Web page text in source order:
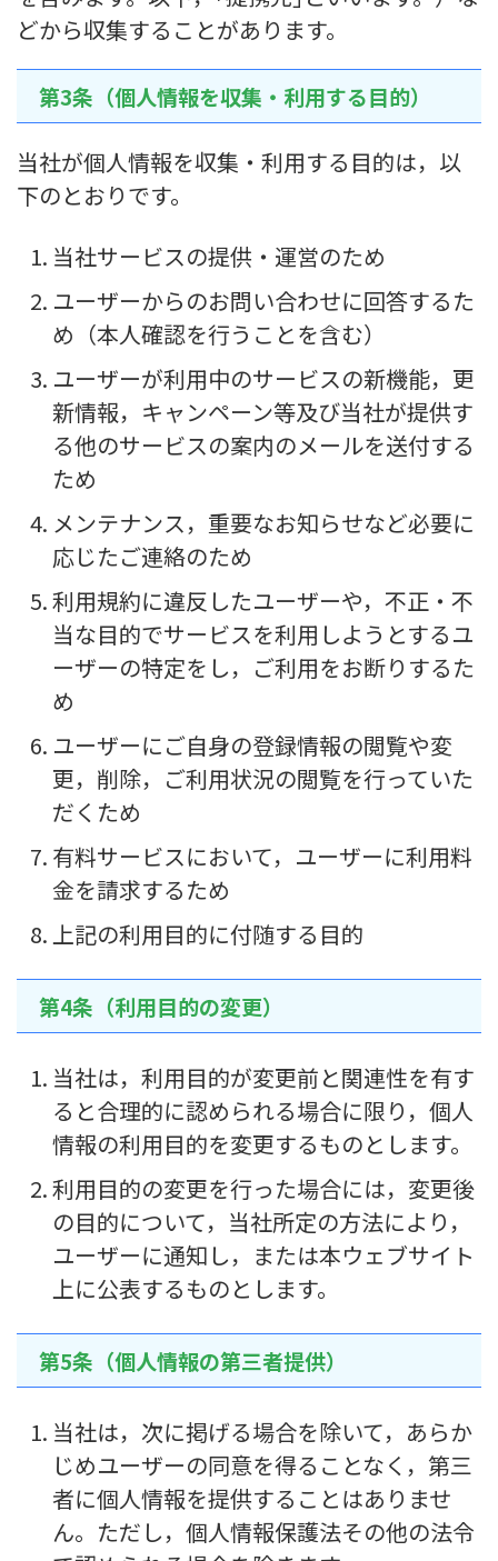
どから収集することがあります。
第3条（個人情報を収集・利用する目的）
当社が個人情報を収集・利用する目的は，以
下のとおりです。
当社サービスの提供・運営のため
ユーザーからのお問い合わせに回答するた
め（本人確認を行うことを含む）
ユーザーが利用中のサービスの新機能，更
新情報，キャンペーン等及び当社が提供す
る他のサービスの案内のメールを送付する
ため
メンテナンス，重要なお知らせなど必要に
応じたご連絡のため
利用規約に違反したユーザーや，不正・不
当な目的でサービスを利用しようとするユ
ーザーの特定をし，ご利用をお断りするた
め
ユーザーにご自身の登録情報の閲覧や変
更，削除，ご利用状況の閲覧を行っていた
だくため
有料サービスにおいて，ユーザーに利用料
金を請求するため
上記の利用目的に付随する目的
第4条（利用目的の変更）
当社は，利用目的が変更前と関連性を有す
ると合理的に認められる場合に限り，個人
情報の利用目的を変更するものとします。
利用目的の変更を行った場合には，変更後
の目的について，当社所定の方法により，
ユーザーに通知し，または本ウェブサイト
上に公表するものとします。
第5条（個人情報の第三者提供）
当社は，次に掲げる場合を除いて，あらか
じめユーザーの同意を得ることなく，第三
者に個人情報を提供することはありませ
ん。ただし，個人情報保護法その他の法令